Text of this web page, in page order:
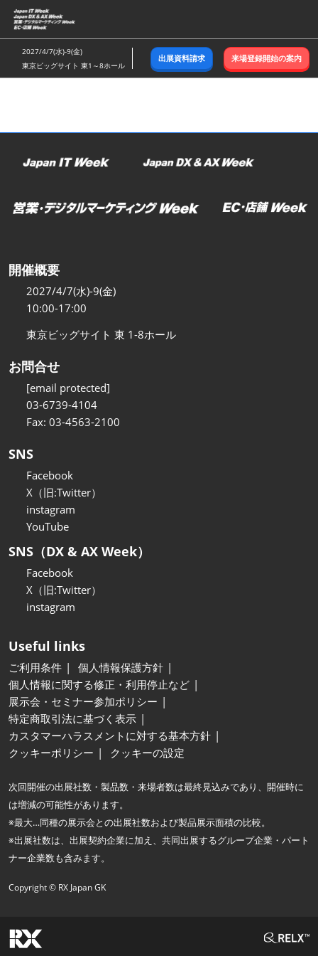
ス
キ
ッ
し
む
2027/4/7(水)-9(金)
東京ビッグサイト 東1～8ホール
出展資料請求 来場登録開始の案内
開催概要
2027/4/7(水)-9(金)
10:00-17:00
東京ビッグサイト 東 1-8ホール
お問合せ
[email protected]
03-6739-4104
Fax: 03-4563-2100
SNS
Facebook
X（旧:Twitter）
instagram
YouTube
SNS（DX & AX Week）
Facebook
X（旧:Twitter）
instagram
Useful links
ご利用条件
個人情報保護方針
個人情報に関する修正・利用停止など
展示会・セミナー参加ポリシー
特定商取引法に基づく表示
カスタマーハラスメントに対する基本方針
クッキーポリシー
クッキーの設定
次回開催の出展社数・製品数・来場者数は最終見込みであり、開催時に
は増減の可能性があります。
※最大…同種の展示会との出展社数および製品展示面積の比較。
※出展社数は、出展契約企業に加え、共同出展するグループ企業・パート
ナー企業数も含みます。
Copyright © RX Japan GK